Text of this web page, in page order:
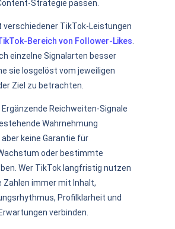
Strategie passen.
verschiedener TikTok-Leistungen
Bereich von Follower-Likes
einzelne Signalarten besser
sie losgelöst vom jeweiligen
Ziel zu betrachten.
Reichweiten-Signale
Wahrnehmung
keine Garantie für
oder bestimmte
Wer TikTok langfristig nutzen
immer mit Inhalt,
Profilklarheit und
verbinden.